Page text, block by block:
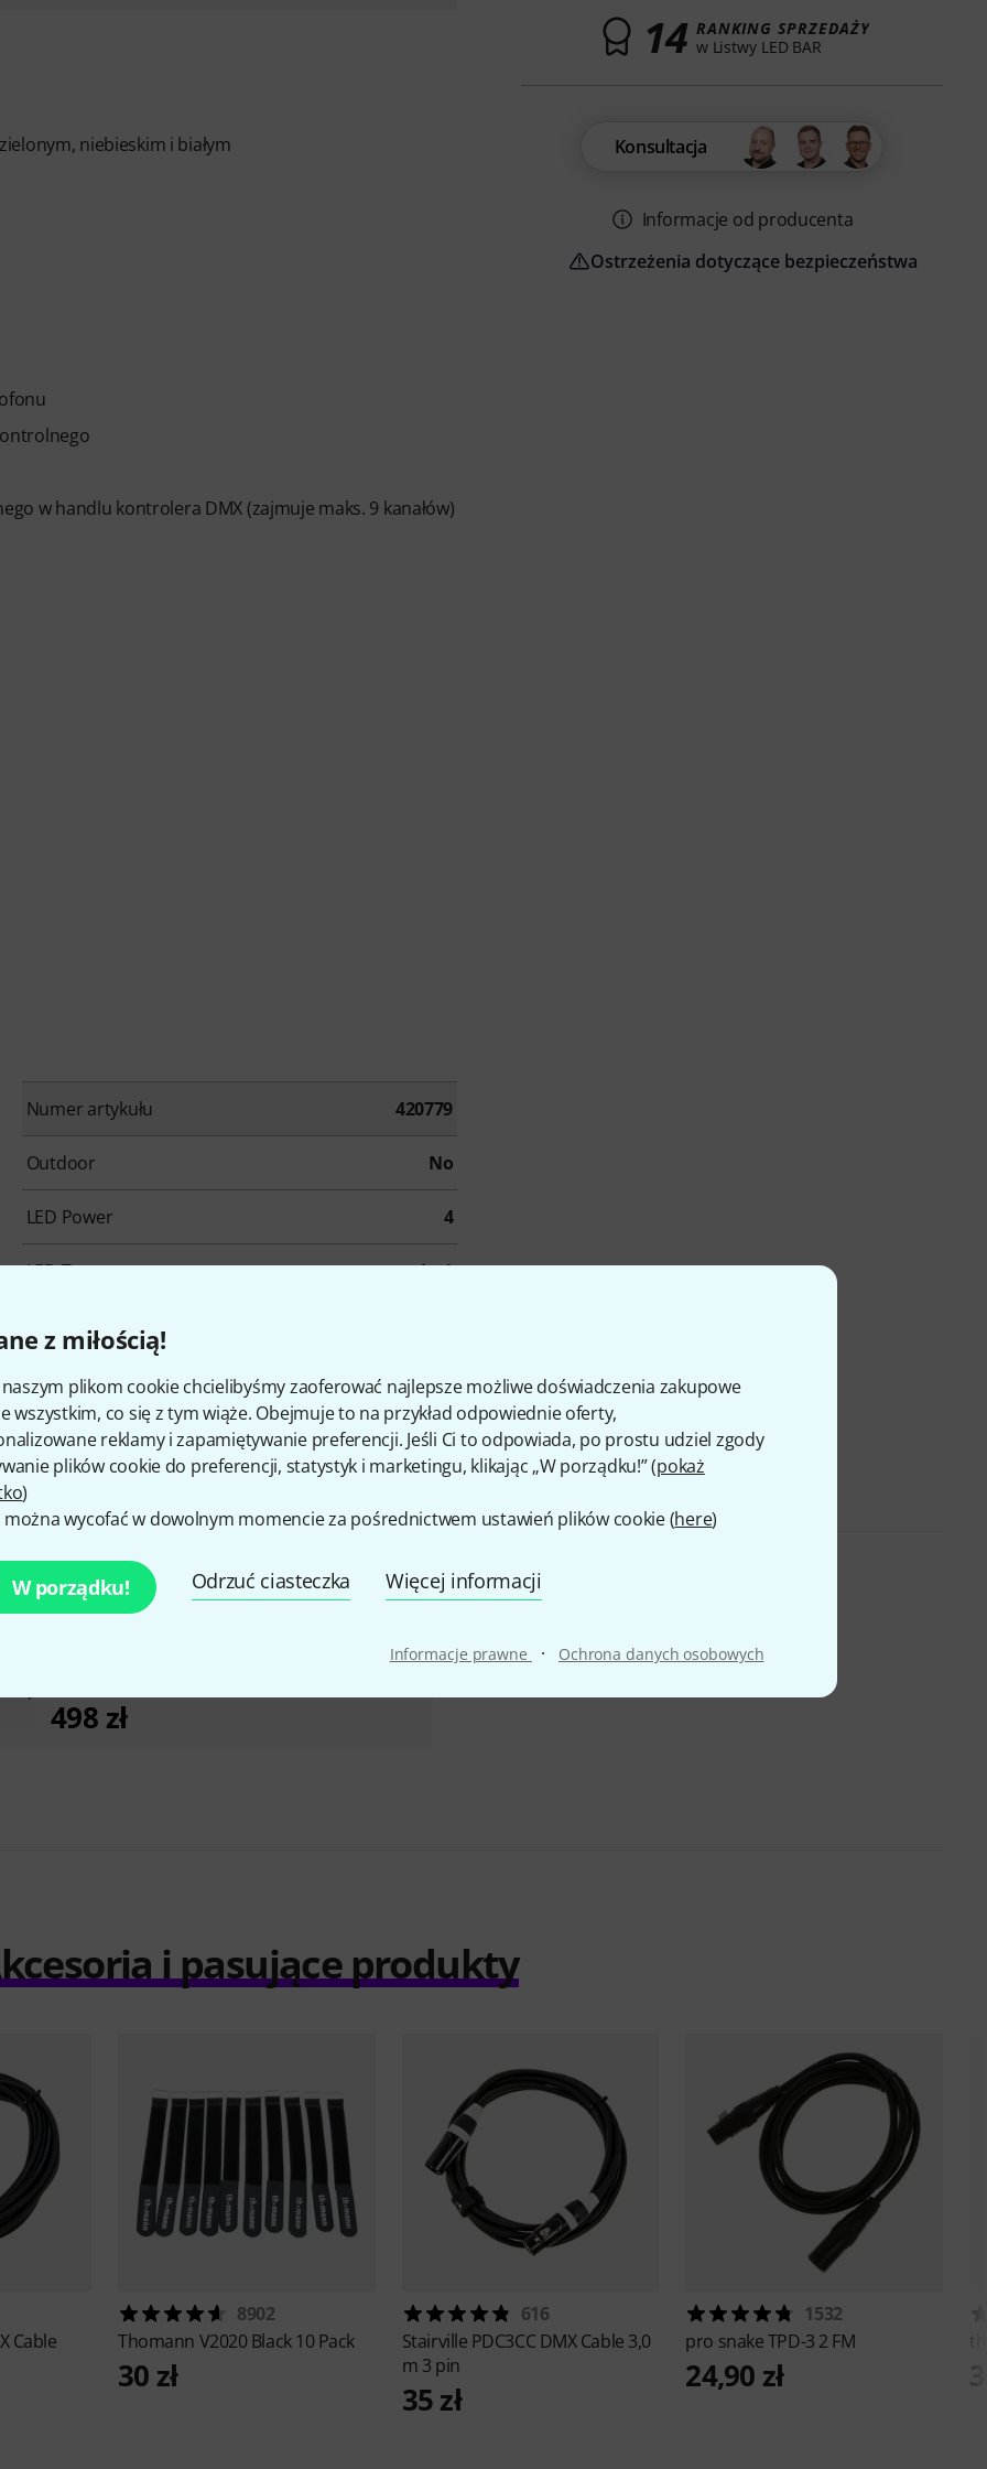
z miłością!
naszym plikom cookie chcielibyśmy zaoferować najlepsze możliwe doświadczenia zakupowe
wszystkim, co się z tym wiąże. Obejmuje to na przykład odpowiednie oferty,
reklamy i zapamiętywanie preferencji. Jeśli Ci to odpowiada, po prostu udziel zgody
plików cookie do preferencji, statystyk i marketingu, klikając „W porządku!” (pokaż
)
można wycofać w dowolnym momencie za pośrednictwem ustawień plików cookie (here)
W porządku! Odrzuć ciasteczka Więcej informacji
Informacje prawne · Ochrona danych osobowych
niebieskim i białym
w handlu kontrolera DMX (zajmuje maks. 9 kanałów)
Numer artykułu 420779
Outdoor No
LED Power 4
LED Type x-in-1
Remote control
Housing Colour Black
Length 1,1 m
14 RANKING SPRZEDAŻY
w Listwy LED BAR
Konsultacja
Informacje od producenta
Ostrzeżenia dotyczące bezpieczeństwa
498 zł
i pasujące produkty
Cable
8902
Thomann V2020 Black 10 Pack
30 zł
616
Stairville PDC3CC DMX Cable 3,0
m 3 pin
35 zł
1532
pro snakeTPD-3 2 FM
24,90 zł